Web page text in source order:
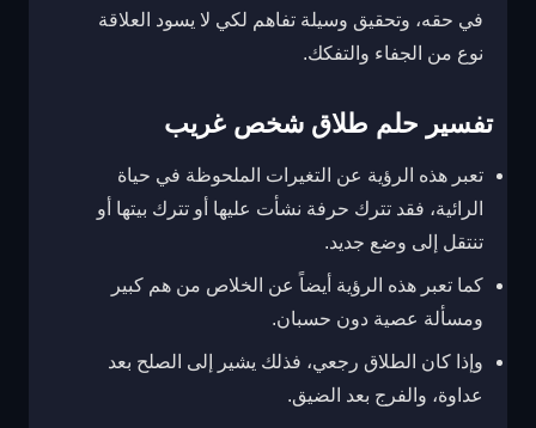
في حقه، وتحقيق وسيلة تفاهم لكي لا يسود العلاقة
نوع من الجفاء والتفكك.
تفسير حلم طلاق شخص غريب
تعبر هذه الرؤية عن التغيرات الملحوظة في حياة
الرائية، فقد تترك حرفة نشأت عليها أو تترك بيتها أو
تنتقل إلى وضع جديد.
كما تعبر هذه الرؤية أيضاً عن الخلاص من هم كبير
ومسألة عصية دون حسبان.
وإذا كان الطلاق رجعي، فذلك يشير إلى الصلح بعد
عداوة، والفرج بعد الضيق.